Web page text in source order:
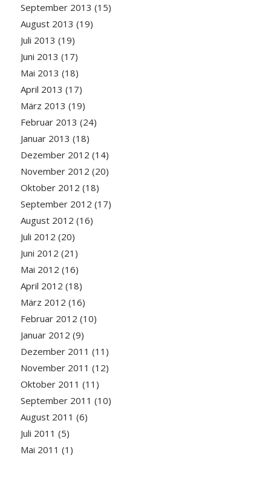
September 2013 (15)
August 2013 (19)
Juli 2013 (19)
Juni 2013 (17)
Mai 2013 (18)
April 2013 (17)
März 2013 (19)
Februar 2013 (24)
Januar 2013 (18)
Dezember 2012 (14)
November 2012 (20)
Oktober 2012 (18)
September 2012 (17)
August 2012 (16)
Juli 2012 (20)
Juni 2012 (21)
Mai 2012 (16)
April 2012 (18)
März 2012 (16)
Februar 2012 (10)
Januar 2012 (9)
Dezember 2011 (11)
November 2011 (12)
Oktober 2011 (11)
September 2011 (10)
August 2011 (6)
Juli 2011 (5)
Mai 2011 (1)